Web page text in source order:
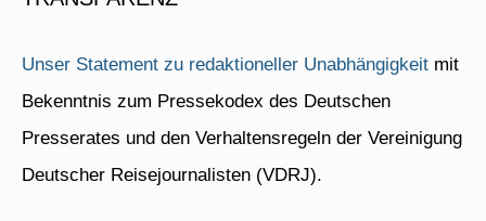
Unser Statement zu redaktioneller Unabhängigkeit mit
Bekenntnis zum Pressekodex des Deutschen
Presserates und den Verhaltensregeln der Vereinigung
Deutscher Reisejournalisten (VDRJ).